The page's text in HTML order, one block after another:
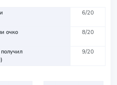
6/20
очко
8/20
9/20